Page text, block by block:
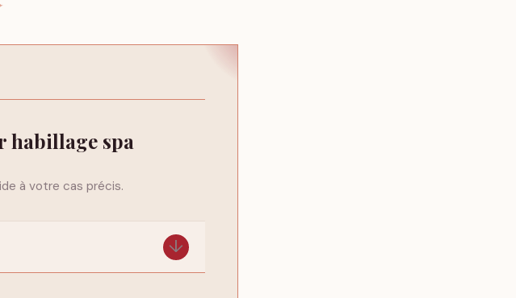
à votre cas précis.
↓